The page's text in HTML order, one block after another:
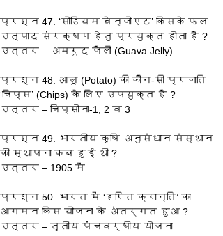
प्रश्‍न 47. ‘सोडियम बेन्जोएट’ किसके फल
उत्पाद संरक्षण हेतु प्रयुक्त होता है ?
उत्तर – अमरूद जैली (Guava Jelly)
प्रश्‍न 48. आलू (Potato) की कौन-सी प्रजाति
‘चिप्स’ (Chips) के लिए उपयुक्त है ?
उत्तर – चिप्सोना-1, 2 व 3
प्रश्‍न 49. भारतीय कृषि अनुसंधान संस्थान
की स्थापना कब हुई थी ?
उत्तर – 1905 में
प्रश्‍न 50. भारत में ‘हरित क्रान्ति’ का
आगमन किस योजना के अंतर्गत हुआ ?
उत्तर – तृतीय पंचवर्षीय योजना